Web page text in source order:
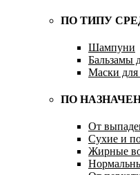
ПО ТИПУ
Шампуни
Бальзамы
Маски для
ПО
От
Сухие и
Жирные